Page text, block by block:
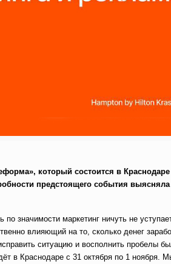
который состоится в Краснодаре
предстоящего события выясняла
значимости маркетинг ничуть не
влияющий на то, сколько денег
ситуацию и восполнить пробелы
в Краснодаре с 31 октября по 1 ноября.